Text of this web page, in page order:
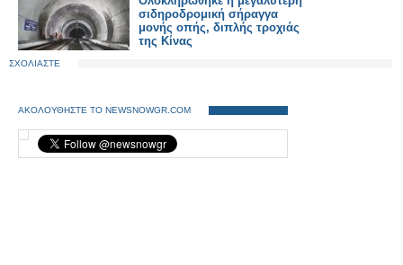
σιδηροδρομική σήραγγα
μονής οπής, διπλής τροχιάς
της Κίνας
ΣΧΟΛΙΑΣΤΕ
ΑΚΟΛΟΥΘΗΣΤΕ ΤΟ NEWSNOWGR.COM